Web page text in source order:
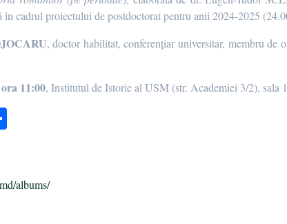
în cadrul proiectului de postdoctorat pentru anii 2024-2025
, doctor habilitat, conferențiar universitar, membru de
11:00, Institutul de Istorie al USM (str. Academiei 3/2), sala
ea
albums/